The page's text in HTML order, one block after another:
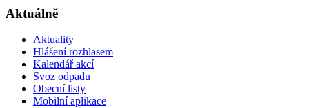
Aktuálně
Aktuality
Hlášení rozhlasem
Kalendář akcí
Svoz odpadu
Obecní listy
Mobilní aplikace